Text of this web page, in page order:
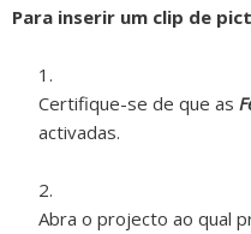
Para inserir um clip de
Certifique-se de que as
activadas.
Abra o projecto ao qual